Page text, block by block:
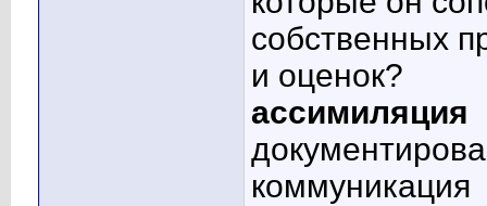
собственных
и оценок?
ассимиляция
коммуникация